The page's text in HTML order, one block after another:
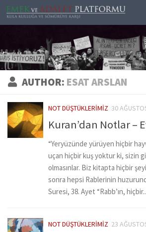
Skip to content
AUTHOR: ESAT ARSLAN
NOT DÜŞTÜKLERIMIZ 30
Kuran’dan Notlar –
“Yeryüzünde yürüyen hiçbir
uçan hiçbir kuş yoktur ki, sizin
olmasınlar. Biz kitapta hiçbir şeyi
sonra hepsi Rablerinin
Suresi, 38. Ayet “Rabb’ın,
NOT DÜŞTÜKLERIMIZ 23